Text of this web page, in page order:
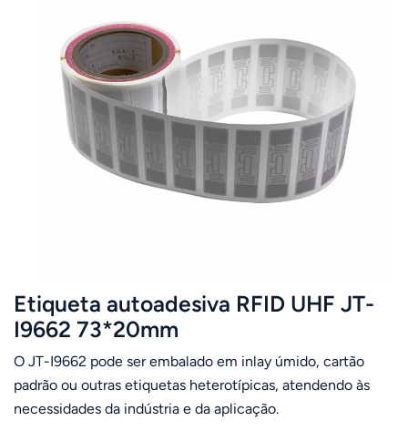
Nederland
عربي
한국어
Melayu
แบบไทย
Tiếng Việt
Etiqueta autoadesiva RFID UHF JT-
I9662 73*20mm
O JT-I9662 pode ser embalado em inlay úmido, cartão
padrão ou outras etiquetas heterotípicas, atendendo às
necessidades da indústria e da aplicação.